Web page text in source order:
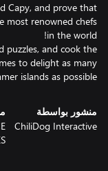
Capy, and prove that
most renowned chefs
puzzles, and cook the
to delight as many
islands as possible!
منشور بواسطة
ChiliDog Interactive